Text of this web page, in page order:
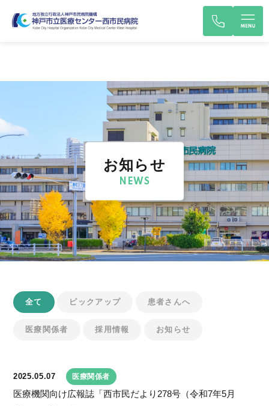
お知らせ
NEWS
全て ピックアップ 患者さんへ
医療関係者 採用情報 お知らせ
2025.05.07 医療関係者
医療機関向け広報誌「西市民だより278号（令和7年5月